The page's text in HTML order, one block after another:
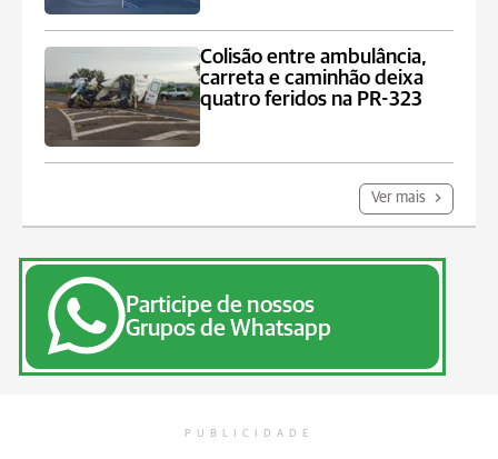
Colisão entre ambulância,
carreta e caminhão deixa
quatro feridos na PR-323
Ver mais
Participe de nossos
Grupos de Whatsapp
PUBLICIDADE